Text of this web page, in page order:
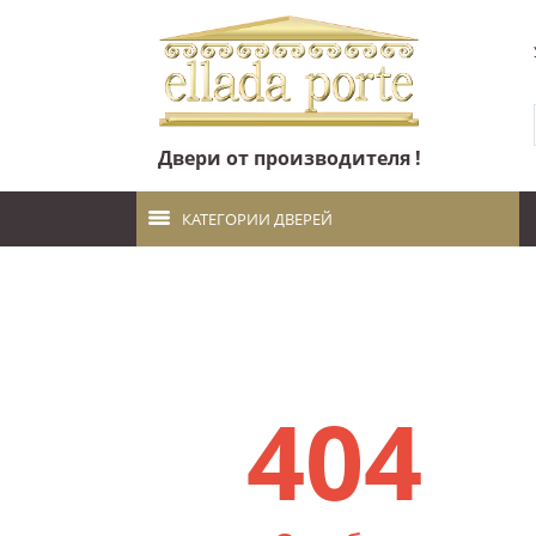
Двери от производителя !
КАТЕГОРИИ ДВЕРЕЙ
404